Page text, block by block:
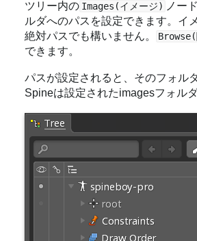
ツリー内の Images(イメージ) ノー
ルダへのパスを設定できます。イ
絶対パスでも構いません。
できます。
パスが設定されると、そのフォル
Spineは設定されたimagesフォル